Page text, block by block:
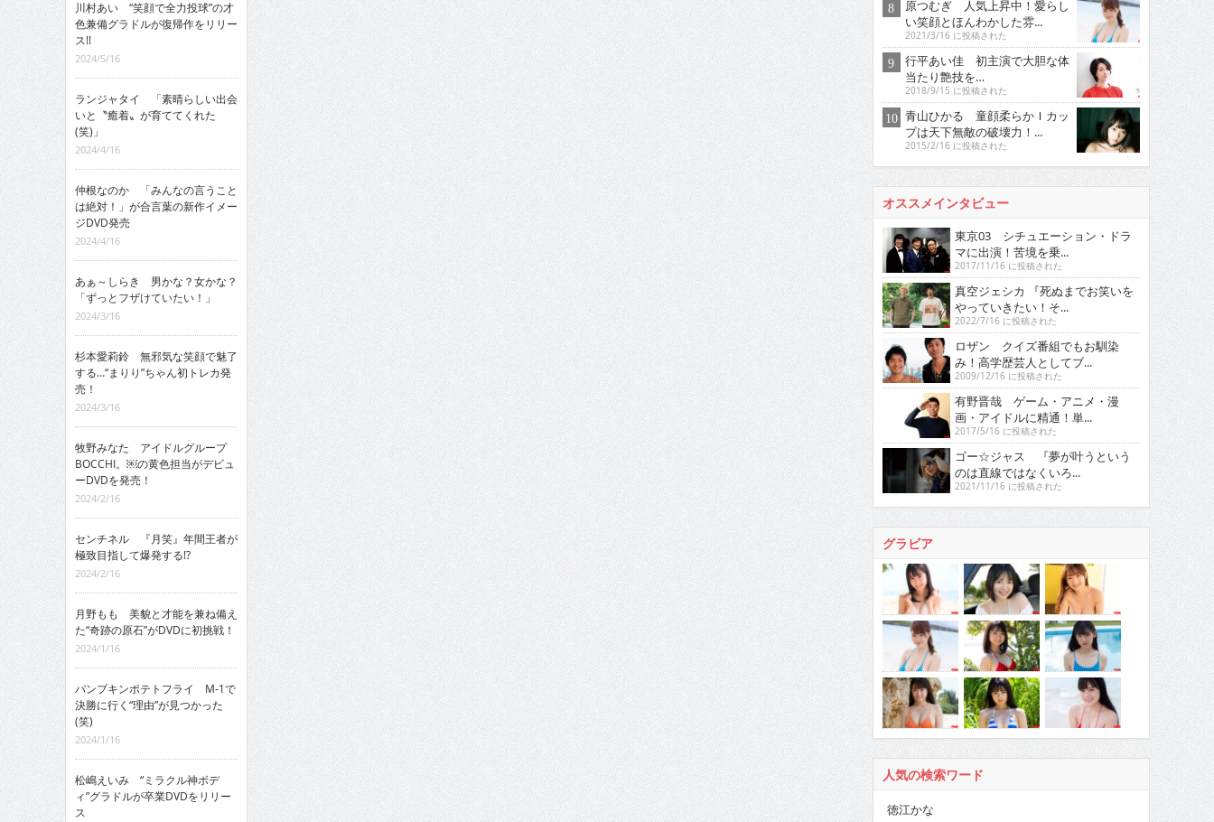
川村あい “笑顔で全力投球”の才
色兼備グラドルが復帰作をリリー
ス!!
2024/5/16
ランジャタイ 「素晴らしい出会
いと〝癒着〟が育ててくれた
(笑)」
2024/4/16
仲根なのか 「みんなの言うこと
は絶対！」が合言葉の新作イメー
ジDVD発売
2024/4/16
あぁ～しらき 男かな？女かな？
「ずっとフザけていたい！」
2024/3/16
杉本愛莉鈴 無邪気な笑顔で魅了
する…“まりり”ちゃん初トレカ発
売！
2024/3/16
牧野みなた アイドルグループ
BOCCHI。￼の黄色担当がデビュ
ーDVDを発売！
2024/2/16
センチネル 『月笑』年間王者が
極致目指して爆発する!?
2024/2/16
月野もも 美貌と才能を兼ね備え
た“奇跡の原石”がDVDに初挑戦！
2024/1/16
パンプキンポテトフライ M-1で
決勝に行く“理由”が見つかった
(笑)
2024/1/16
松嶋えいみ “ミラクル神ボデ
ィ”グラドルが卒業DVDをリリー
ス
原つむぎ 人気上昇中！愛らし
い笑顔とほんわかした雰...
2021/3/16 に投稿された
行平あい佳 初主演で大胆な体
当たり艶技を…
2018/9/15 に投稿された
青山ひかる 童顔柔らかＩカッ
プは天下無敵の破壊力！...
2015/2/16 に投稿された
オススメインタビュー
東京03 シチュエーション・ドラ
マに出演！苦境を乗...
2017/11/16 に投稿された
真空ジェシカ 『死ぬまでお笑いを
やっていきたい！そ...
2022/7/16 に投稿された
ロザン クイズ番組でもお馴染
み！高学歴芸人としてブ...
2009/12/16 に投稿された
有野晋哉 ゲーム・アニメ・漫
画・アイドルに精通！単...
2017/5/16 に投稿された
ゴー☆ジャス 『夢が叶うという
のは直線ではなくいろ...
2021/11/16 に投稿された
グラビア
人気の検索ワード
徳江かな